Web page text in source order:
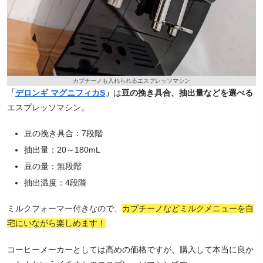
カプチーノも入れられるエスプレッソマシン
「デロンギ マグニフィカS 」 は豆の挽き具合、抽出量などを選べる
エスプレッソマシン。
豆の挽き具合：7段階
抽出量：20～180mL
豆の量：無段階
抽出温度：4段階
ミルクフォーマー付きなので、 カプチーノなどミルクメニューを自
宅にいながら楽しめます！
コーヒーメーカーとしては高めの価格ですが、購入して本当に良か